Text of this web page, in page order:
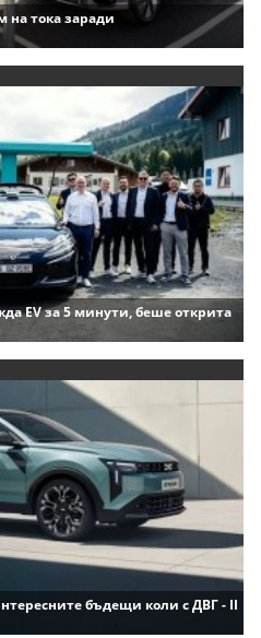
тока заради
EV за 5 минути, беше открита
бъдещи коли с ДВГ - II